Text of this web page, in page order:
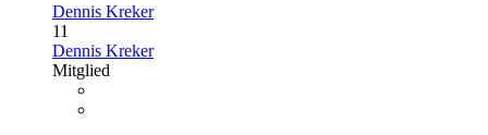
Dennis Kreker
11
Dennis Kreker
Mitglied